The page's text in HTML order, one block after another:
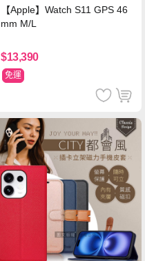
【Apple】Watch S11 GPS 46
mm M/L
$13,390
免運